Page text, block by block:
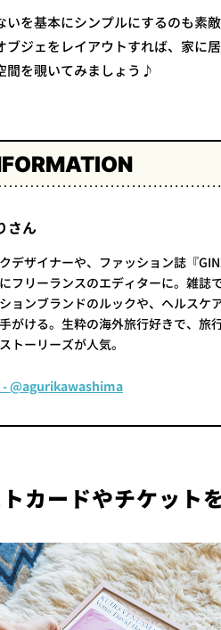
を基本にシンプルにするのも素敵
ジェをレイアウトすれば、家に
間を覗いてみましょう♪
さん
デザイナーや、ファッション誌『
フリーランスのエディターに。雑誌
ョンブランドのルックや、ヘルスケ
がける。生粋の海外旅行好きで、旅
トーリーズが人気。
@agurikawashima
カードやチケット